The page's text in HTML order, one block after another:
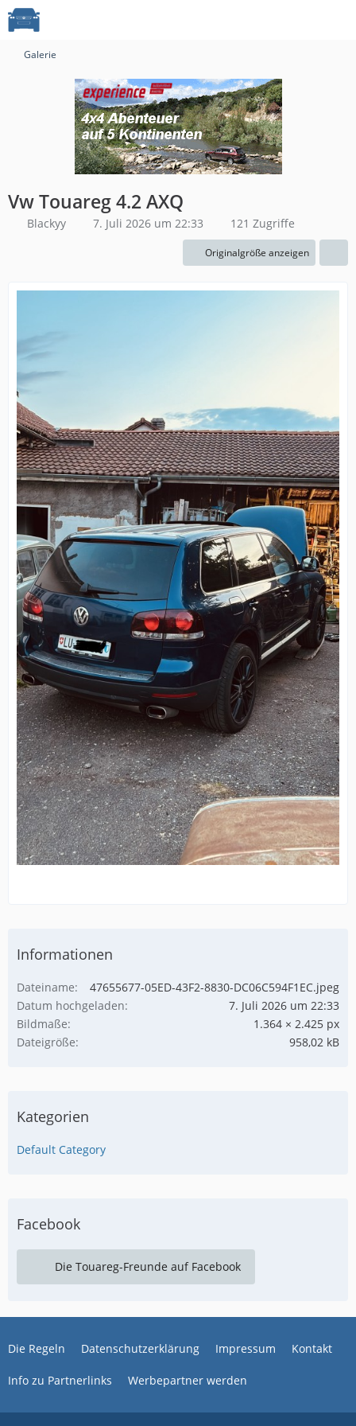
Galerie
Vw Touareg 4.2 AXQ
Blackyy 7. Juli 2026 um 22:33 121 Zugriffe
Originalgröße anzeigen
Informationen
Dateiname
47655677-05ED-43F2-8830-DC06C594F1EC.jpeg
Datum hochgeladen
7. Juli 2026 um 22:33
Bildmaße
1.364 × 2.425 px
Dateigröße
958,02 kB
Kategorien
Default Category
Facebook
Die Touareg-Freunde auf Facebook
Die Regeln Datenschutzerklärung Impressum Kontakt
Info zu Partnerlinks Werbepartner werden